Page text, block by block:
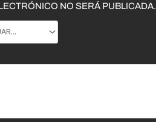
NO SERÁ PUBLICADA.